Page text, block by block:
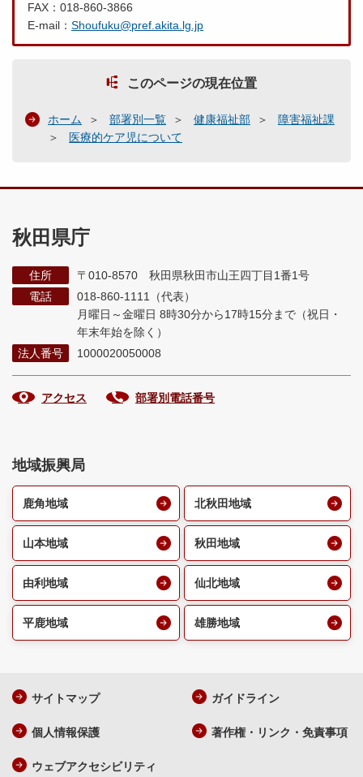
FAX：018-860-3866
E-mail： Shoufuku@pref.akita.lg.jp
このページの現在位置
ホーム 部署別一覧 健康福祉部
障害福祉課
医療的ケア児について
秋田県庁
住所
〒010-8570 秋田県秋田市山王四丁目1番1号
電話
018-860-1111（代表）
月曜日～金曜日 8時30分から17時15分まで （祝日・
年末年始を除く）
法人番号
1000020050008
アクセス 部署別電話番号
地域振興局
鹿角地域 北秋田地域
山本地域 秋田地域
由利地域 仙北地域
平鹿地域 雄勝地域
サイトマップ ガイドライン
個人情報保護 著作権・リンク・免責事項
ウェブアクセシビリティ